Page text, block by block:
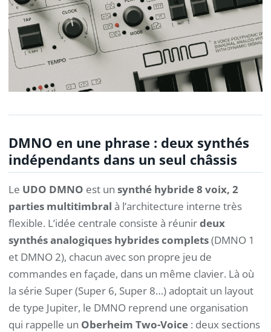
DMNO en une phrase : deux synthés
indépendants dans un seul châssis
Le UDO DMNO est un synthé hybride 8 voix, 2
parties multitimbral à l’architecture interne très
flexible. L’idée centrale consiste à réunirdeux
synthés analogiques hybrides complets(DMNO 1
et DMNO 2), chacun avec son propre jeu de
commandes en façade, dans un même clavier. Là où
la série Super (Super 6, Super 8…) adoptait un layout
de type Jupiter, le DMNO reprend une organisation
qui rappelle un Oberheim Two-Voice : deux sections